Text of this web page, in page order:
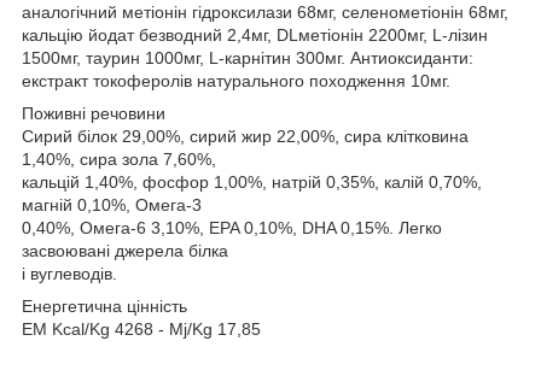
аналогічний метіонін гідроксилази 68мг, селенометіонін 68мг,
кальцію йодат безводний 2,4мг, DLметіонін 2200мг, L-лізин
1500мг, таурин 1000мг, L-карнітин 300мг. Антиоксиданти:
екстракт токоферолів натурального походження 10мг.
Поживні речовини
Сирий білок 29,00%, сирий жир 22,00%, сира клітковина
1,40%, сира зола 7,60%,
кальцій 1,40%, фосфор 1,00%, натрій 0,35%, калій 0,70%,
магній 0,10%, Омега-3
0,40%, Омега-6 3,10%, EPA 0,10%, DHA 0,15%. Легко
засвоювані джерела білка
і вуглеводів.
Енергетична цінність
EM Kcal/Kg 4268 - Mj/Kg 17,85